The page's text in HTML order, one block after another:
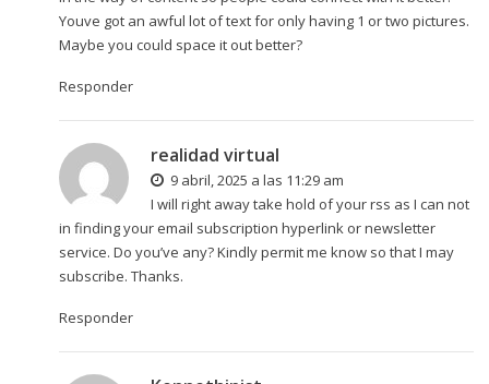
Youve got an awful lot of text for only having 1 or two pictures.
Maybe you could space it out better?
Responder
realidad virtual
9 abril, 2025 a las 11:29 am
I will right away take hold of your rss as I can not
in finding your email subscription hyperlink or newsletter
service. Do you’ve any? Kindly permit me know so that I may
subscribe. Thanks.
Responder